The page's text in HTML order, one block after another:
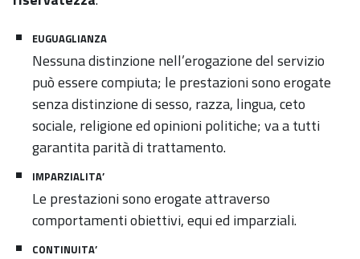
EUGUAGLIANZA
Nessuna distinzione nell’erogazione del servizio
può essere compiuta; le prestazioni sono erogate
senza distinzione di sesso, razza, lingua, ceto
sociale, religione ed opinioni politiche; va a tutti
garantita parità di trattamento.
IMPARZIALITA’
Le prestazioni sono erogate attraverso
comportamenti obiettivi, equi ed imparziali.
CONTINUITA’